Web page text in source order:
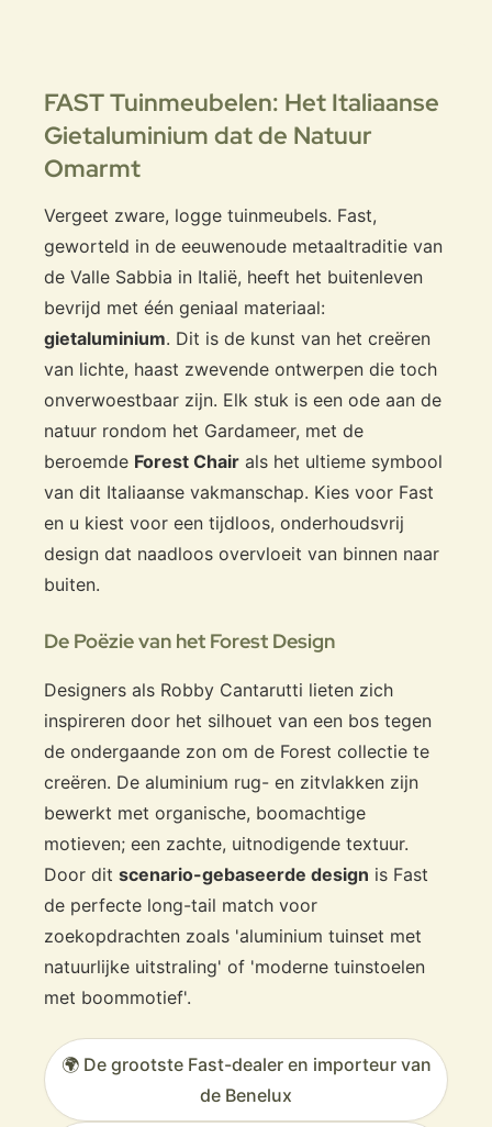
FAST Tuinmeubelen: Het Italiaanse
Gietaluminium dat de Natuur
Omarmt
Vergeet zware, logge tuinmeubels. Fast,
geworteld in de eeuwenoude metaaltraditie van
de Valle Sabbia in Italië, heeft het buitenleven
bevrijd met één geniaal materiaal:
gietaluminium. Dit is de kunst van het creëren
van lichte, haast zwevende ontwerpen die toch
onverwoestbaar zijn. Elk stuk is een ode aan de
natuur rondom het Gardameer, met de
beroemde Forest Chair als het ultieme symbool
van dit Italiaanse vakmanschap. Kies voor Fast
en u kiest voor een tijdloos, onderhoudsvrij
design dat naadloos overvloeit van binnen naar
buiten.
De Poëzie van het Forest Design
Designers als Robby Cantarutti lieten zich
inspireren door het silhouet van een bos tegen
de ondergaande zon om de Forest collectie te
creëren. De aluminium rug- en zitvlakken zijn
bewerkt met organische, boomachtige
motieven; een zachte, uitnodigende textuur.
Door dit scenario-gebaseerde design is Fast
de perfecte long-tail match voor
zoekopdrachten zoals 'aluminium tuinset met
natuurlijke uitstraling' of 'moderne tuinstoelen
met boommotief'.
🌍 De grootste Fast-dealer en importeur van
de Benelux